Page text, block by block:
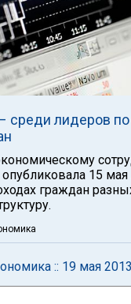
среди лидеров
15
граждан
:: 19 мая